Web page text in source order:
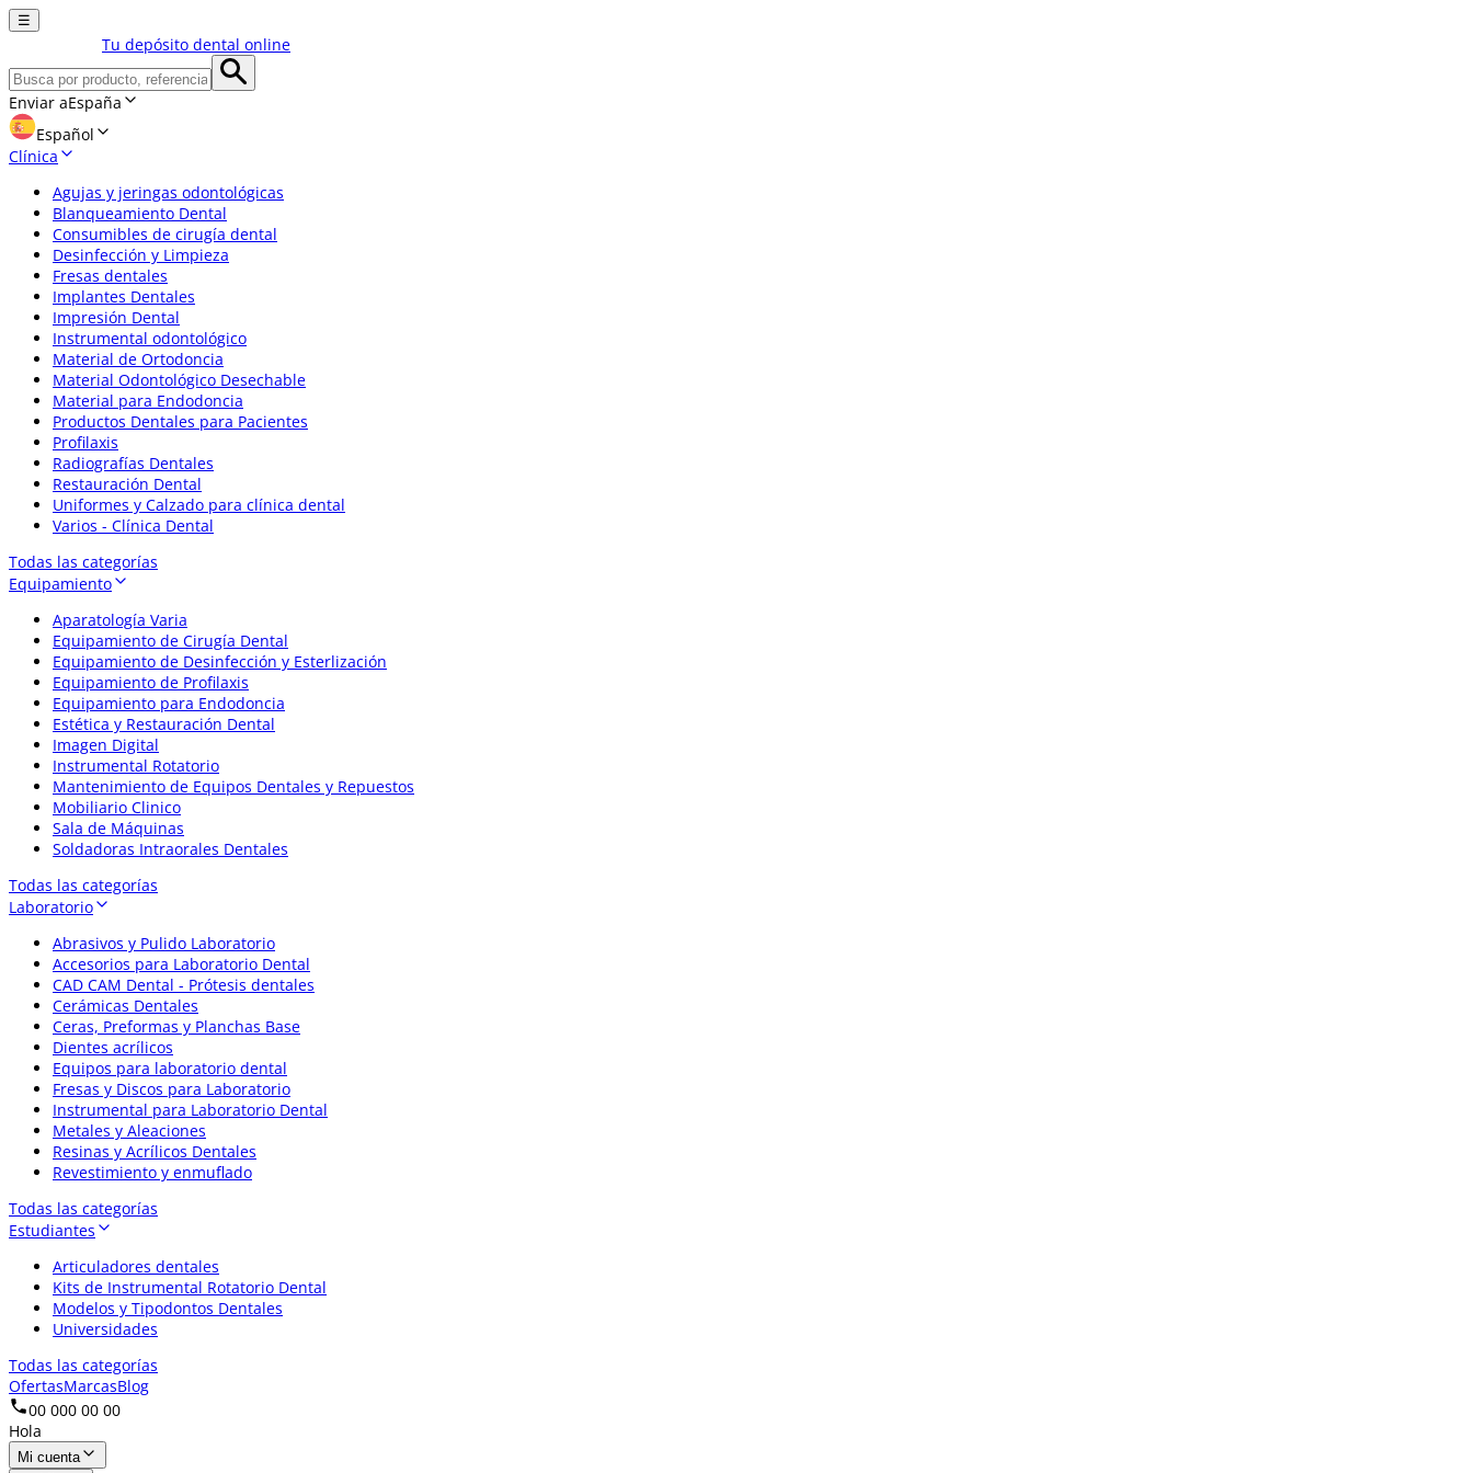
☰
Tu depósito dental online
Enviar aEspaña
Español
Clínica
Agujas y jeringas odontológicas
Blanqueamiento Dental
Consumibles de cirugía dental
Desinfección y Limpieza
Fresas dentales
Implantes Dentales
Impresión Dental
Instrumental odontológico
Material de Ortodoncia
Material Odontológico Desechable
Material para Endodoncia
Productos Dentales para Pacientes
Profilaxis
Radiografías Dentales
Restauración Dental
Uniformes y Calzado para clínica dental
Varios - Clínica Dental
Todas las categorías
Equipamiento
Aparatología Varia
Equipamiento de Cirugía Dental
Equipamiento de Desinfección y Esterlización
Equipamiento de Profilaxis
Equipamiento para Endodoncia
Estética y Restauración Dental
Imagen Digital
Instrumental Rotatorio
Mantenimiento de Equipos Dentales y Repuestos
Mobiliario Clinico
Sala de Máquinas
Soldadoras Intraorales Dentales
Todas las categorías
Laboratorio
Abrasivos y Pulido Laboratorio
Accesorios para Laboratorio Dental
CAD CAM Dental - Prótesis dentales
Cerámicas Dentales
Ceras, Preformas y Planchas Base
Dientes acrílicos
Equipos para laboratorio dental
Fresas y Discos para Laboratorio
Instrumental para Laboratorio Dental
Metales y Aleaciones
Resinas y Acrílicos Dentales
Revestimiento y enmuflado
Todas las categorías
Estudiantes
Articuladores dentales
Kits de Instrumental Rotatorio Dental
Modelos y Tipodontos Dentales
Universidades
Todas las categorías
OfertasMarcasBlog
00 000 00 00
Hola
Mi cuenta